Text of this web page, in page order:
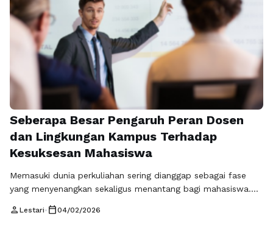
Seberapa Besar Pengaruh Peran Dosen
dan Lingkungan Kampus Terhadap
Kesuksesan Mahasiswa
Memasuki dunia perkuliahan sering dianggap sebagai fase
yang menyenangkan sekaligus menantang bagi mahasiswa.
lebih tinggi, serta tuntutan untuk menjadi pribadi yang
person Lestari• calendar_today04/02/2026